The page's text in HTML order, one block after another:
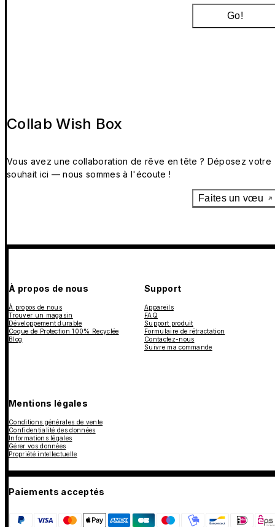
Go!
Collab Wish Box
Vous avez une collaboration de rêve en tête ? Déposez votre
souhait ici — nous sommes à l'écoute !
Faites un vœu
À propos de nous
À propos de nous
Trouver un magasin
Développement durable
Coque de Protection 100% Recyclée
Blog
Support
Appareils
FAQ
Support produit
Formulaire de rétractation
Contactez-nous
Suivre ma commande
Mentions légales
Conditions générales de vente
Confidentialité des données
Informations légales
Gérer vos données
Propriété intellectuelle
Paiements acceptés